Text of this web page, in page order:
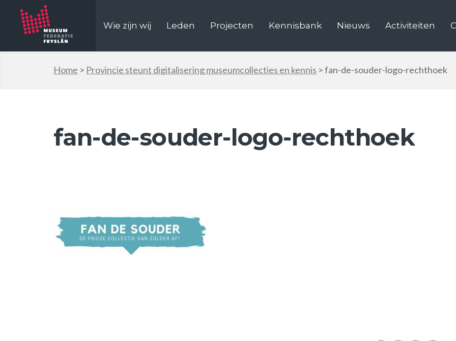
Wie zijn wij Leden Projecten Kennisbank Nieuws Activiteiten
Home > Provincie steunt digitalisering museumcollecties en kennis >fan-de-souder-logo-rechthoek
fan-de-souder-logo-rechthoek